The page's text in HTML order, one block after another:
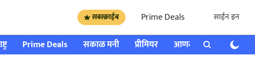
सबस्क्राईब Prime Deals साईन इन
Prime Deals सकाळ मनी प्रीमियर आणखी राशी भविष्य